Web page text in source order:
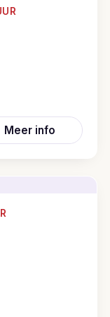
Meer info